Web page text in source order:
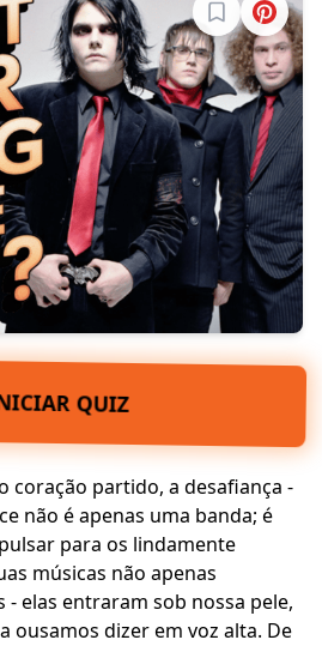
Entre para
QUIZ
coração partido, a desafiança -
não é apenas uma banda; é
para os lindamente
músicas não apenas
elas entraram sob nossa pele,
ousamos dizer em voz alta. De